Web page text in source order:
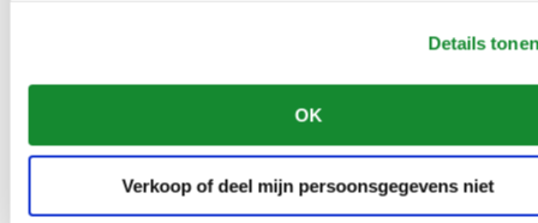
Details
OK
Verkoop of deel mijn persoonsgegevens niet
Denmark